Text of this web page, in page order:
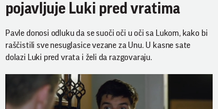
pojavljuje Luki pred vratima
Pavle donosi odluku da se suoči oči u oči sa Lukom, kako bi
raščistili sve nesuglasice vezane za Unu. U kasne sate
dolazi Luki pred vrata i želi da razgovaraju.